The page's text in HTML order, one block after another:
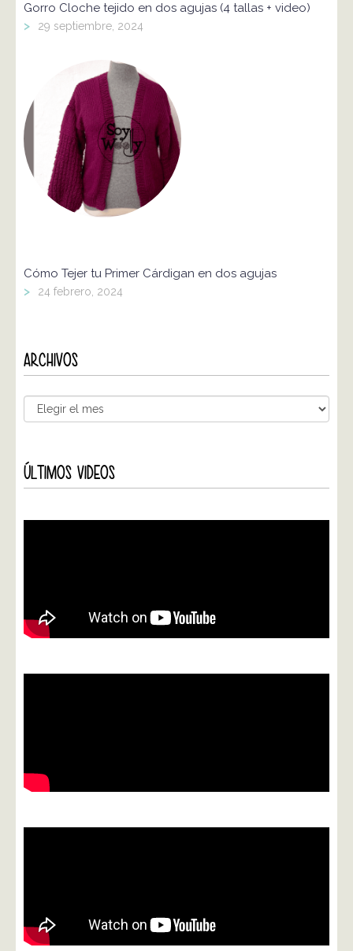
Gorro Cloche tejido en dos agujas (4 tallas + video)
> 29 septiembre, 2024
Cómo Tejer tu Primer Cárdigan en dos agujas
> 24 febrero, 2024
ARCHIVOS
ÚLTIMOS VIDEOS